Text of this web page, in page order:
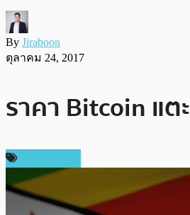
By Jiraboon
ตุลาคม 24, 2017
ราคา Bitcoin แต